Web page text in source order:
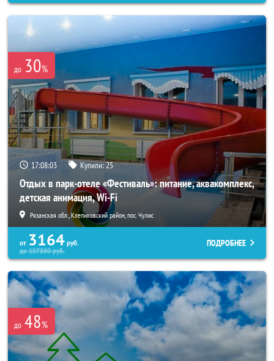
до 30%
17:08:02 Купили:25
Отдых в парк-отеле «Фестиваль»: питание, аквакомплекс,
детская анимация, Wi-Fi
Рязанская обл., Клепиковский район, пос. Чулис
от 3164 руб.
до107880руб.
ПОДРОБНЕЕ
до 48%